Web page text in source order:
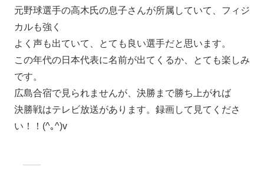
元野球選手の高木氏の息子さんが所属していて、フィジ
カルも強く
よく声も出ていて、とても良い選手だと思います。
この年代の日本代表に名前が出てくるか、とても楽しみ
です。
広島合宿で見られませんが、決勝まで勝ち上がれば
決勝戦はテレビ放送があります。録画して見てくださ
い！！(^｡^)v